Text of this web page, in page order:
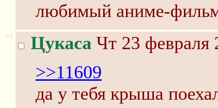
любимый аниме-
>> Цукаса Чт 23 февраля
>>11609
да у тебя крыша